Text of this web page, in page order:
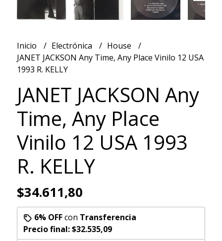
Inicio Electrónica
House
JANET JACKSON Any Time, Any Place Vinilo 12 USA
1993 R. KELLY
JANET JACKSON Any
Time, Any Place
Vinilo 12 USA 1993
R. KELLY
$34.611,80
6% OFFcon Transferencia
Precio final:$32.535,09